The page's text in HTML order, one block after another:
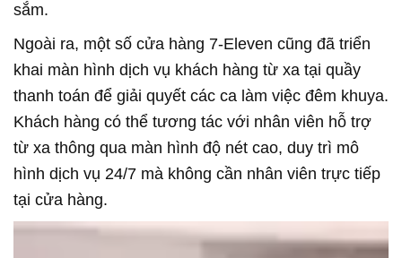
sắm.
Ngoài ra, một số cửa hàng 7-Eleven cũng đã triển
khai màn hình dịch vụ khách hàng từ xa tại quầy
thanh toán để giải quyết các ca làm việc đêm khuya.
Khách hàng có thể tương tác với nhân viên hỗ trợ
từ xa thông qua màn hình độ nét cao, duy trì mô
hình dịch vụ 24/7 mà không cần nhân viên trực tiếp
tại cửa hàng.